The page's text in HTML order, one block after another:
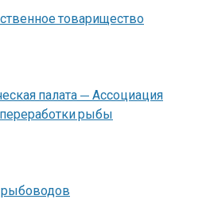
товарищество
палата — Ассоциация
рыбы
рыбоводов